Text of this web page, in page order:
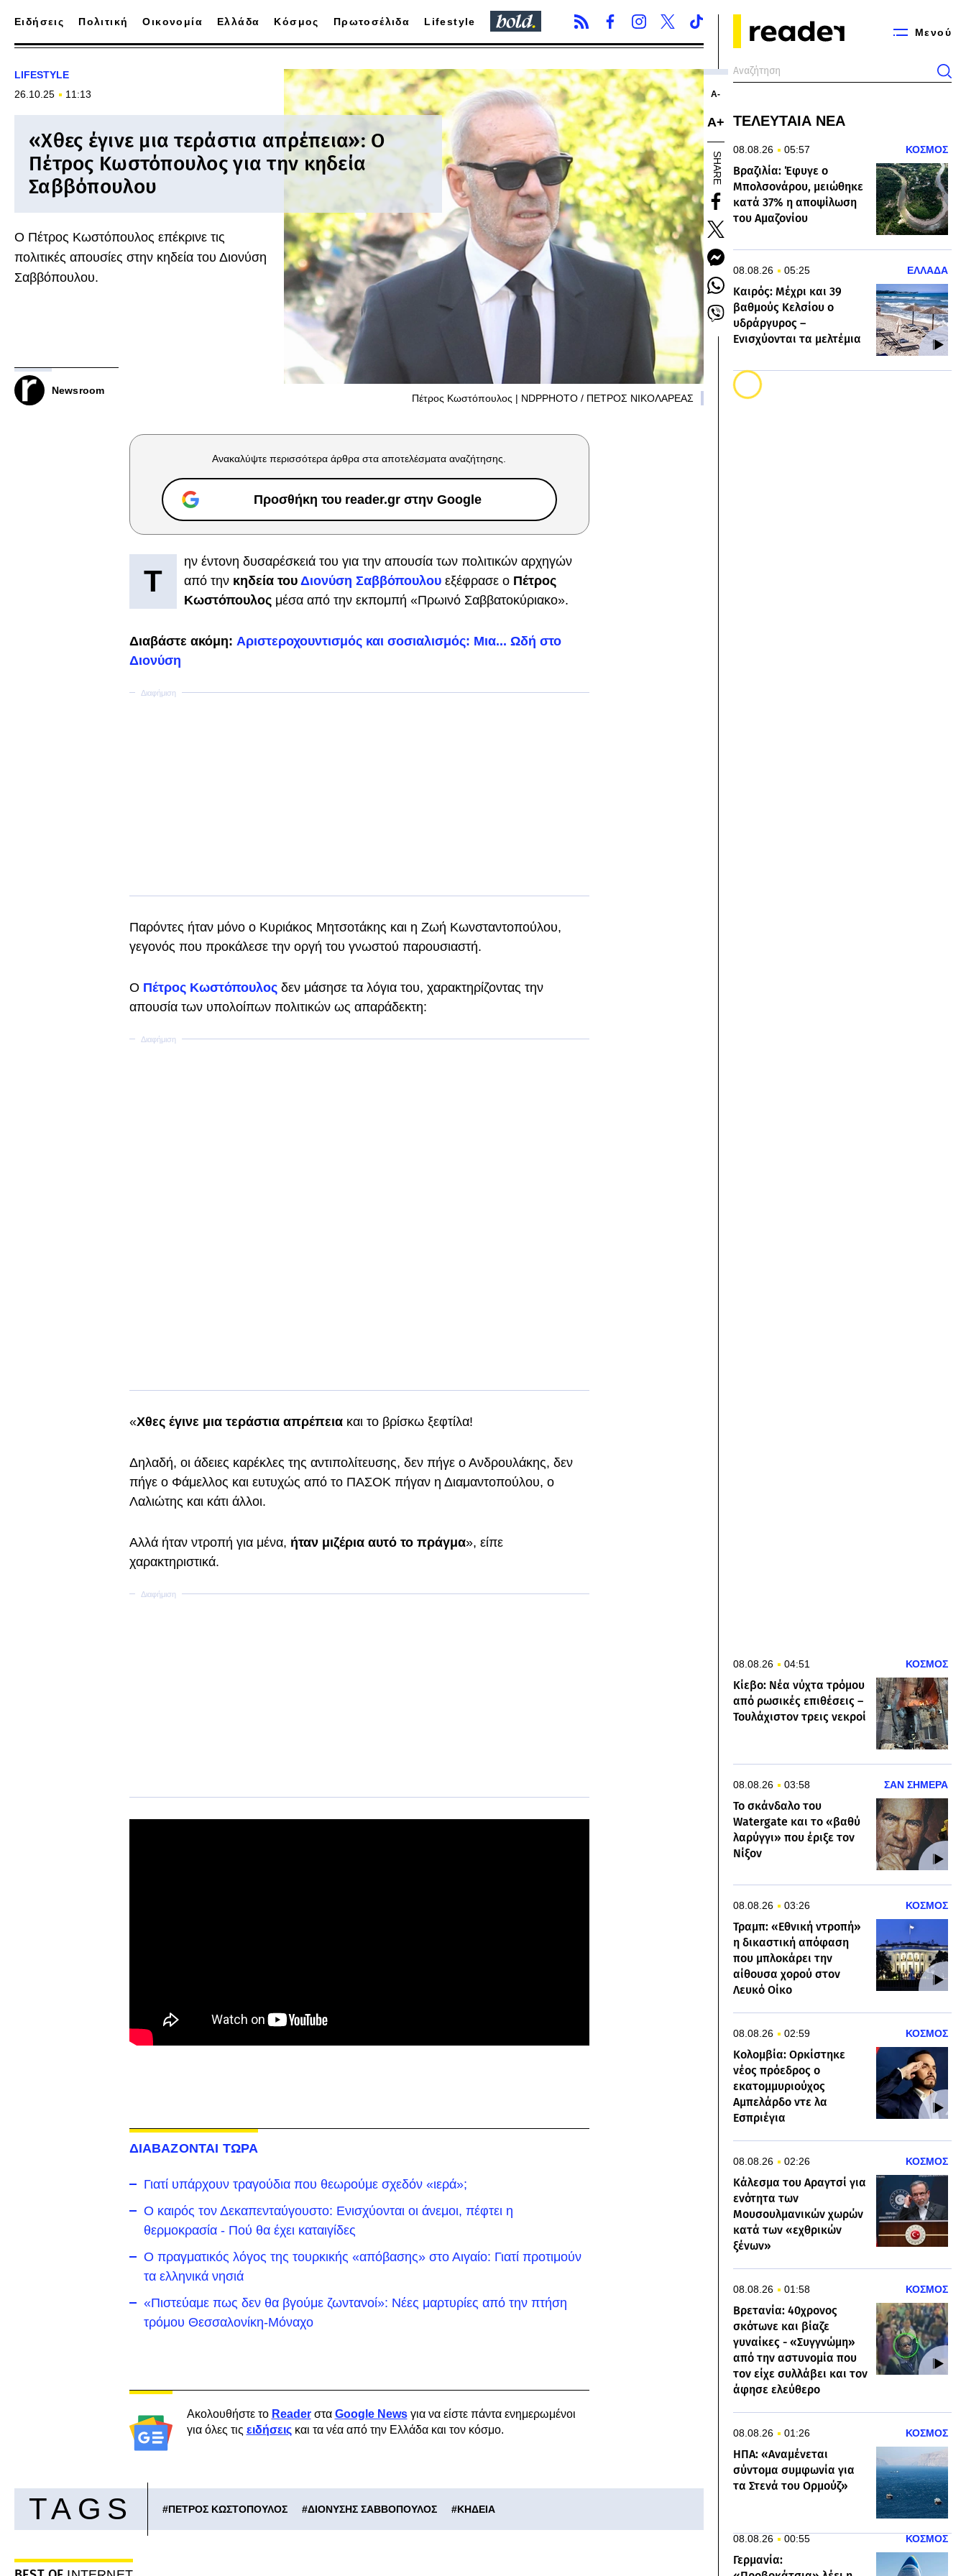
Μενού
Ειδήσεις Πολιτική Οικονομία Ελλάδα Κόσμος Πρωτοσέλιδα Lifestyle
LIFESTYLE
26.10.25
11:13
«Χθες έγινε μια τεράστια απρέπεια»: Ο
Πέτρος Κωστόπουλος για την κηδεία
Σαββόπουλου
Ο Πέτρος Κωστόπουλος επέκρινε τις
πολιτικές απουσίες στην κηδεία του Διονύση
Σαββόπουλου.
Newsroom
Πέτρος Κωστόπουλος | NDPPHOTO / ΠΕΤΡΟΣ ΝΙΚΟΛΑΡΕΑΣ
Α-
Α+
SHARE
Ανακαλύψτε περισσότερα άρθρα στα αποτελέσματα αναζήτησης.
Προσθήκη του reader.gr στην Google
Τ
ην έντονη δυσαρέσκειά του για την απουσία των πολιτικών αρχηγών
από την κηδεία του Διονύση Σαββόπουλουεξέφρασε οΠέτρος
Κωστόπουλοςμέσα από την εκπομπή «Πρωινό Σαββατοκύριακο».
Διαβάστε ακόμη: Αριστεροχουντισμός και σοσιαλισμός: Μια... Ωδή στο
Διονύση
Παρόντες ήταν μόνο ο Κυριάκος Μητσοτάκης και η Ζωή Κωνσταντοπούλου,
γεγονός που προκάλεσε την οργή του γνωστού παρουσιαστή.
Ο Πέτρος Κωστόπουλοςδεν μάσησε τα λόγια του, χαρακτηρίζοντας την
απουσία των υπολοίπων πολιτικών ως απαράδεκτη:
«Χθες έγινε μια τεράστια απρέπειακαι το βρίσκω ξεφτίλα!
Δηλαδή, οι άδειες καρέκλες της αντιπολίτευσης, δεν πήγε ο Ανδρουλάκης, δεν
πήγε ο Φάμελλος και ευτυχώς από το ΠΑΣΟΚ πήγαν η Διαμαντοπούλου, ο
Λαλιώτης και κάτι άλλοι.
Αλλά ήταν ντροπή για μένα, ήταν μιζέρια αυτό το πράγμα», είπε
χαρακτηριστικά.
ΔΙΑΒΑΖΟΝΤΑΙ ΤΩΡΑ
Γιατί υπάρχουν τραγούδια που θεωρούμε σχεδόν «ιερά»;
Ο καιρός τον Δεκαπενταύγουστο: Ενισχύονται οι άνεμοι, πέφτει η
θερμοκρασία - Πού θα έχει καταιγίδες
Ο πραγματικός λόγος της τουρκικής «απόβασης» στο Αιγαίο: Γιατί προτιμούν
τα ελληνικά νησιά
«Πιστεύαμε πως δεν θα βγούμε ζωντανοί»: Νέες μαρτυρίες από την πτήση
τρόμου Θεσσαλονίκη-Μόναχο
Ακολουθήστε το Readerστα Google Newsγια να είστε πάντα ενημερωμένοι
για όλες τις ειδήσειςκαι τα νέα από την Ελλάδα και τον κόσμο.
TAGS #ΠΕΤΡΟΣ ΚΩΣΤΟΠΟΥΛΟΣ #ΔΙΟΝΥΣΗΣ ΣΑΒΒΟΠΟΥΛΟΣ #ΚΗΔΕΙΑ
ΤΕΛΕΥΤΑΙΑ ΝΕΑ
08.08.26 05:57 ΚΟΣΜΟΣ
Βραζιλία: Έφυγε ο
Μπολσονάρου, μειώθηκε
κατά 37% η αποψίλωση
του Αμαζονίου
08.08.26 05:25 ΕΛΛΑΔΑ
Καιρός: Μέχρι και 39
βαθμούς Κελσίου ο
υδράργυρος –
Ενισχύονται τα μελτέμια
08.08.26 04:51 ΚΟΣΜΟΣ
Κίεβο: Νέα νύχτα τρόμου
από ρωσικές επιθέσεις –
Τουλάχιστον τρεις νεκροί
08.08.26 03:58 ΣΑΝ ΣΗΜΕΡΑ
Το σκάνδαλο του
Watergate και το «βαθύ
λαρύγγι» που έριξε τον
Νίξον
08.08.26 03:26 ΚΟΣΜΟΣ
Τραμπ: «Εθνική ντροπή»
η δικαστική απόφαση
που μπλοκάρει την
αίθουσα χορού στον
Λευκό Οίκο
08.08.26 02:59 ΚΟΣΜΟΣ
Κολομβία: Ορκίστηκε
νέος πρόεδρος ο
εκατομμυριούχος
Αμπελάρδο ντε λα
Εσπριέγια
08.08.26 02:26 ΚΟΣΜΟΣ
Κάλεσμα του Αραγτσί για
ενότητα των
Μουσουλμανικών χωρών
κατά των «εχθρικών
ξένων»
08.08.26 01:58 ΚΟΣΜΟΣ
Βρετανία: 40χρονος
σκότωνε και βίαζε
γυναίκες - «Συγγνώμη»
από την αστυνομία που
τον είχε συλλάβει και τον
άφησε ελεύθερο
08.08.26 01:26 ΚΟΣΜΟΣ
ΗΠΑ: «Αναμένεται
σύντομα συμφωνία για
τα Στενά του Ορμούζ»
08.08.26 00:55 ΚΟΣΜΟΣ
Γερμανία: